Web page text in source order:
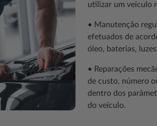
utilizar um veículo
• Manutenção
efetuados de
óleo, baterias,
• Reparações
de custo, número
dentro dos
do veículo.